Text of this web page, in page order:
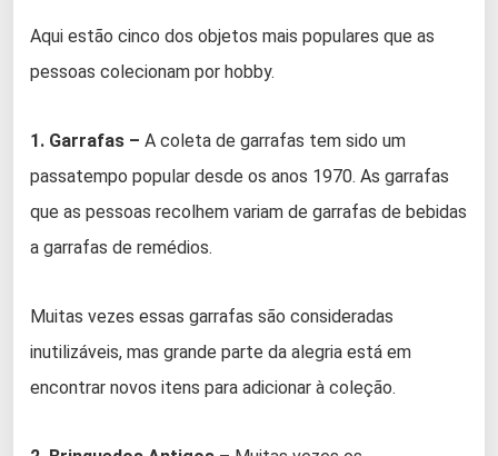
Aqui estão cinco dos objetos mais populares que as
pessoas colecionam por hobby.
1. Garrafas – A coleta de garrafas tem sido um
passatempo popular desde os anos 1970. As garrafas
que as pessoas recolhem variam de garrafas de bebidas
a garrafas de remédios.
Muitas vezes essas garrafas são consideradas
inutilizáveis, mas grande parte da alegria está em
encontrar novos itens para adicionar à coleção.